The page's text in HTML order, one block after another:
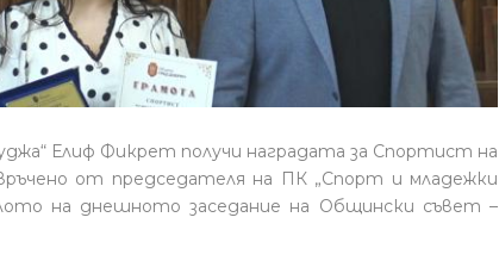
Елиф Фикрет получи наградата за Спортист на
от председателя на ПК „Спорт и младежки
на днешното заседание на Общински съвет –